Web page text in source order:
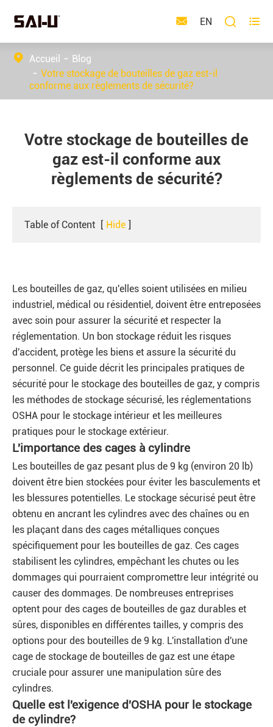
 EN  
Accueil
Blog
Votre stockage de bouteilles de gaz est-il
conforme aux règlements de sécurité?
Votre stockage de bouteilles de
gaz est-il conforme aux
règlements de sécurité?
Table of Content [ Hide ]
Les bouteilles de gaz, qu'elles soient utilisées en milieu
industriel, médical ou résidentiel, doivent être entreposées
avec soin pour assurer la sécurité et respecter la
réglementation. Un bon stockage réduit les risques
d'accident, protège les biens et assure la sécurité du
personnel. Ce guide décrit les principales pratiques de
sécurité pour le stockage des bouteilles de gaz, y compris
les méthodes de stockage sécurisé, les réglementations
OSHA pour le stockage intérieur et les meilleures
pratiques pour le stockage extérieur.
L'importance des cages à cylindre
Les bouteilles de gaz pesant plus de 9 kg (environ 20 lb)
doivent être bien stockées pour éviter les basculements et
les blessures potentielles. Le stockage sécurisé peut être
obtenu en ancrant les cylindres avec des chaînes ou en
les plaçant dans des cages métalliques conçues
spécifiquement pour les bouteilles de gaz. Ces cages
stabilisent les cylindres, empêchant les chutes ou les
dommages qui pourraient compromettre leur intégrité ou
causer des dommages. De nombreuses entreprises
optent pour des cages de bouteilles de gaz durables et
sûres, disponibles en différentes tailles, y compris des
options pour des bouteilles de 9 kg. L'installation d'une
cage de stockage de bouteilles de gaz est une étape
cruciale pour assurer une manipulation sûre des
cylindres.
Quelle est l'exigence d'OSHA pour le stockage
de cylindre?